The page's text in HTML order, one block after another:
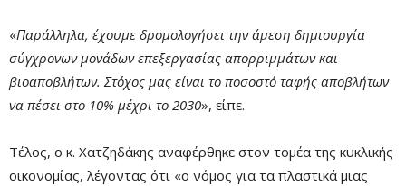
«Παράλληλα, έχουμε δρομολογήσει την άμεση δημιουργία
σύγχρονων μονάδων επεξεργασίας απορριμμάτων και
βιοαποβλήτων. Στόχος μας είναι το ποσοστό ταφής αποβλήτων
να πέσει στο 10% μέχρι το 2030», είπε.
Τέλος, ο κ. Χατζηδάκης αναφέρθηκε στον τομέα της κυκλικής
οικονομίας, λέγοντας ότι «ο νόμος για τα πλαστικά μιας